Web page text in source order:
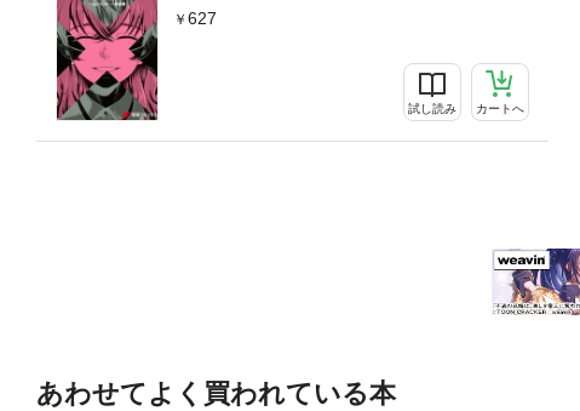
627
試し読み カートへ
あわせてよく買われている本